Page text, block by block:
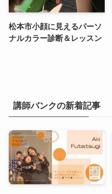
松本市小顔に見えるパーソ
ナルカラー診断＆レッスン
講師バンクの新着記事